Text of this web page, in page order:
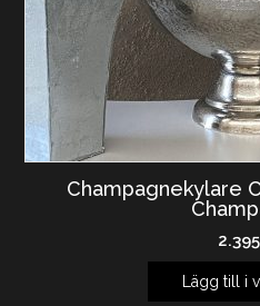
Champagnekylare
2.395
Lägg till i